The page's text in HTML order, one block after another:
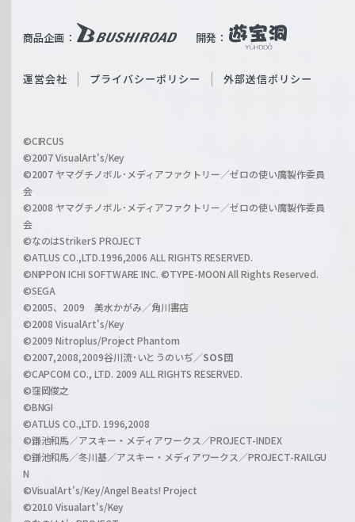
ß
c
a
r
z
商品企画： 開発：
b
O
i
l
h
a
n
l
運営会社 プライバシーポリシー 外部送信ポリシー
©CIRCUS
©2007 VisualArt's/Key
©2007 ヤマグチノボル･メディアファクトリー／ゼロの使い魔製作委員
会
©2008 ヤマグチノボル･メディアファクトリー／ゼロの使い魔製作委員
会
©なのはStrikerS PROJECT
©ATLUS CO.,LTD.1996,2006 ALL RIGHTS RESERVED.
©NIPPON ICHI SOFTWARE INC. ©TYPE-MOON All Rights Reserved.
©SEGA
©2005、2009 美水かがみ／角川書店
©2008 VisualArt's/Key
©2009 Nitroplus/Project Phantom
©2007,2008,2009谷川流･いとうのいぢ／SOS団
©CAPCOM CO., LTD. 2009 ALL RIGHTS RESERVED.
©窪岡俊之
©BNGI
©ATLUS CO.,LTD. 1996,2008
©鎌池和馬／アスキー・メディアワークス／PROJECT-INDEX
©鎌池和馬／冬川基／アスキー・メディアワークス／PROJECT-RAILGU
N
©VisualArt's/Key/Angel Beats! Project
©2010 Visualart's/Key